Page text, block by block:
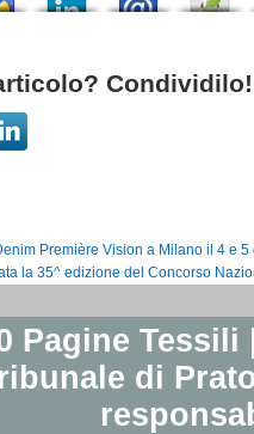
Condividilo!
Première Vision a Milano il 4 e 5
la 35^ edizione del Concorso
Pagine
di